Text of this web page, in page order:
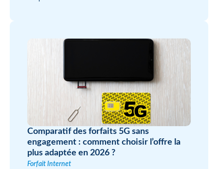
Comparatif des forfaits 5G sans
engagement : comment choisir l’offre la
plus adaptée en 2026 ?
Forfait Internet